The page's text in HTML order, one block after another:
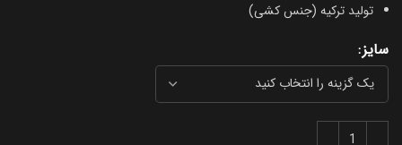
تولید ترکیه (جنس کشی)
سایز